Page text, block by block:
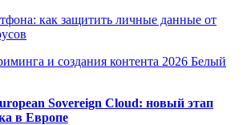
как защитить личные данные от
и создания контента 2026 Белый
Sovereign Cloud: новый этап
в Европе